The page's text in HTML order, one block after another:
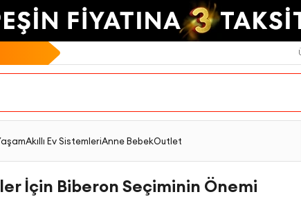
Akıllı Ev SistemleriAnne BebekOutlet
İçin Biberon Seçiminin Önemi